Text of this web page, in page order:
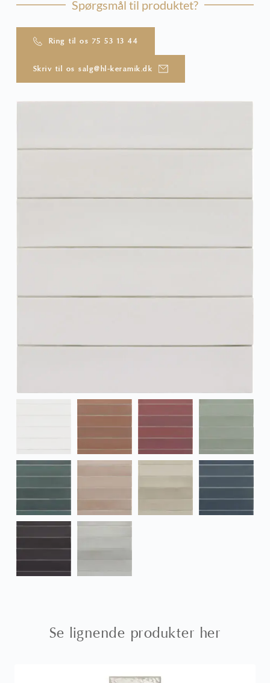
Spørgsmål til produktet?
Ring til os 75 53 13 44
Skriv til os salg@hl-keramik.dk
Se lignende produkter her